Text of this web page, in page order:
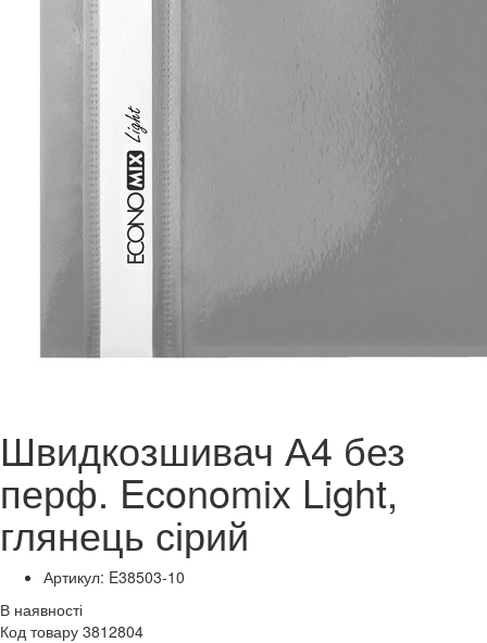
Швидкозшивач А4 без
перф. Economix Light,
глянець сірий
Артикул: E38503-10
В наявності
Код товару 3812804